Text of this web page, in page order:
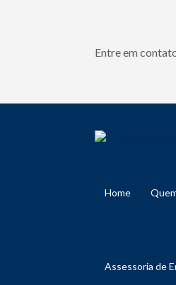
Entre em
Home
Assessoria de